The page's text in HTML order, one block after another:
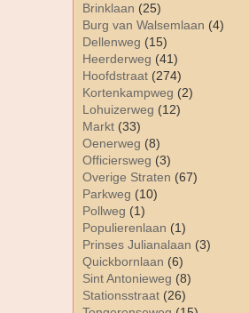
Brinklaan (25)
Burg van Walsemlaan (4)
Dellenweg (15)
Heerderweg (41)
Hoofdstraat (274)
Kortenkampweg (2)
Lohuizerweg (12)
Markt (33)
Oenerweg (8)
Officiersweg (3)
Overige Straten (67)
Parkweg (10)
Pollweg (1)
Populierenlaan (1)
Prinses Julianalaan (3)
Quickbornlaan (6)
Sint Antonieweg (8)
Stationsstraat (26)